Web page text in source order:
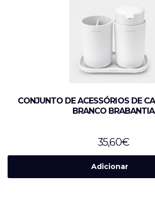
CONJUNTO DE ACESSÓRIOS DE
BRANCO BRABANTIA
35,60€
Adicionar